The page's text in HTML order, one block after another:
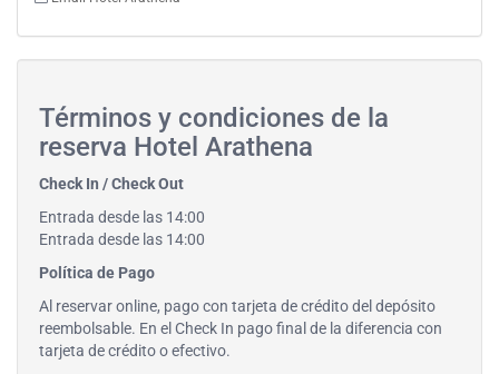
Términos y condiciones de la
reserva Hotel Arathena
Check In / Check Out
Entrada desde las 14:00
Entrada desde las 14:00
Política de Pago
Al reservar online, pago con tarjeta de crédito del depósito
reembolsable. En el Check In pago final de la diferencia con
tarjeta de crédito o efectivo.